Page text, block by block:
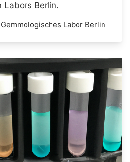
Labors Berlin.
Gemmologisches Labor Berlin